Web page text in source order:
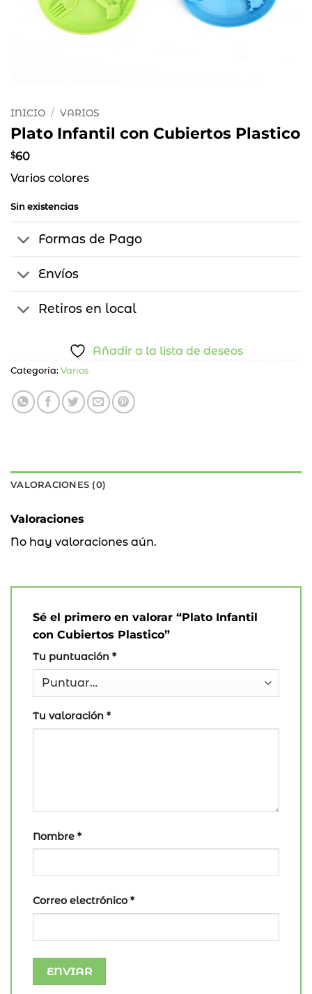
INICIO / VARIOS
Plato Infantil con Cubiertos Plastico
$60
Varios colores
Sin existencias
Formas de Pago
Envíos
Retiros en local
Añadir a la lista de deseos
Categoría: Varios
VALORACIONES (0)
Valoraciones
No hay valoraciones aún.
Sé el primero en valorar “Plato Infantil
con Cubiertos Plastico”
Tu puntuación *
Tu valoración *
Nombre *
Correo electrónico *